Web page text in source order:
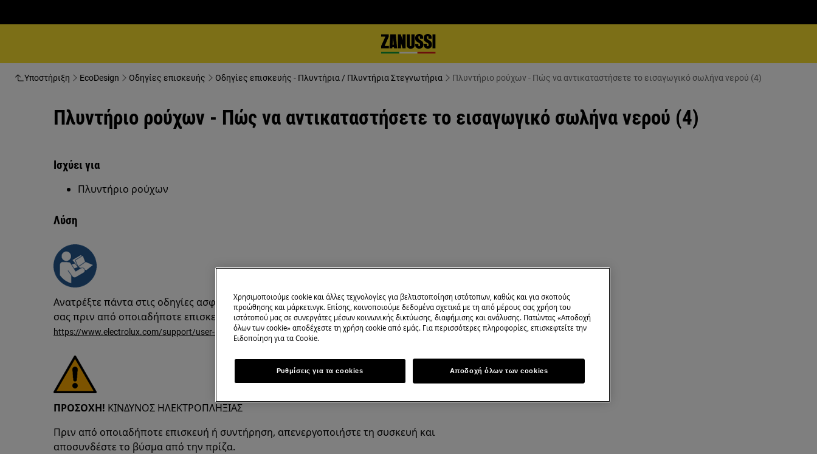
Υποστήριξη EcoDesign Οδηγίες επισκευής Οδηγίες επισκευής - Πλυντήρια / Πλυντήρια Στεγνωτήρια Πλυντήριο ρούχων - Πώς να αντικαταστήσετε το εισαγωγικό σωλήνα νερού (4)
Πλυντήριο ρούχων - Πώς να αντικαταστήσετε το εισαγωγικό σωλήνα νερού (4)
Ισχύει για
Πλυντήριο ρούχων
Λύση
Ανατρέξτε πάντα στις οδηγίες ασφαλείας του εγχειριδίου χρήσης του προϊόντος
σας πριν από οποιαδήποτε επισκευή ή συντήρηση.
https://www.electrolux.com/support/user-manuals/
ΠΡΟΣΟΧΗ! ΚΙΝΔΥΝΟΣ ΗΛΕΚΤΡΟΠΛΗΞΙΑΣ
Πριν από οποιαδήποτε επισκευή ή συντήρηση, απενεργοποιήστε τη συσκευή και
αποσυνδέστε το βύσμα από την πρίζα.
Χρησιμοποιούμε cookie και άλλες τεχνολογίες για βελτιστοποίηση ιστότοπων, καθώς και για σκοπούς
προώθησης και μάρκετινγκ. Επίσης, κοινοποιούμε δεδομένα σχετικά με τη από μέρους σας χρήση του
ιστότοπού μας σε συνεργάτες μέσων κοινωνικής δικτύωσης, διαφήμισης και ανάλυσης. Πατώντας «Αποδοχή
όλων των cookie» αποδέχεστε τη χρήση cookie από εμάς. Για περισσότερες πληροφορίες, επισκεφτείτε την
Ειδοποίηση για τα Cookie.
Ρυθμίσεις για τα cookies Αποδοχή όλων των cookies